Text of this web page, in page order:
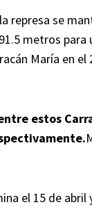
represa se
metros
María en
estos
el 15 de